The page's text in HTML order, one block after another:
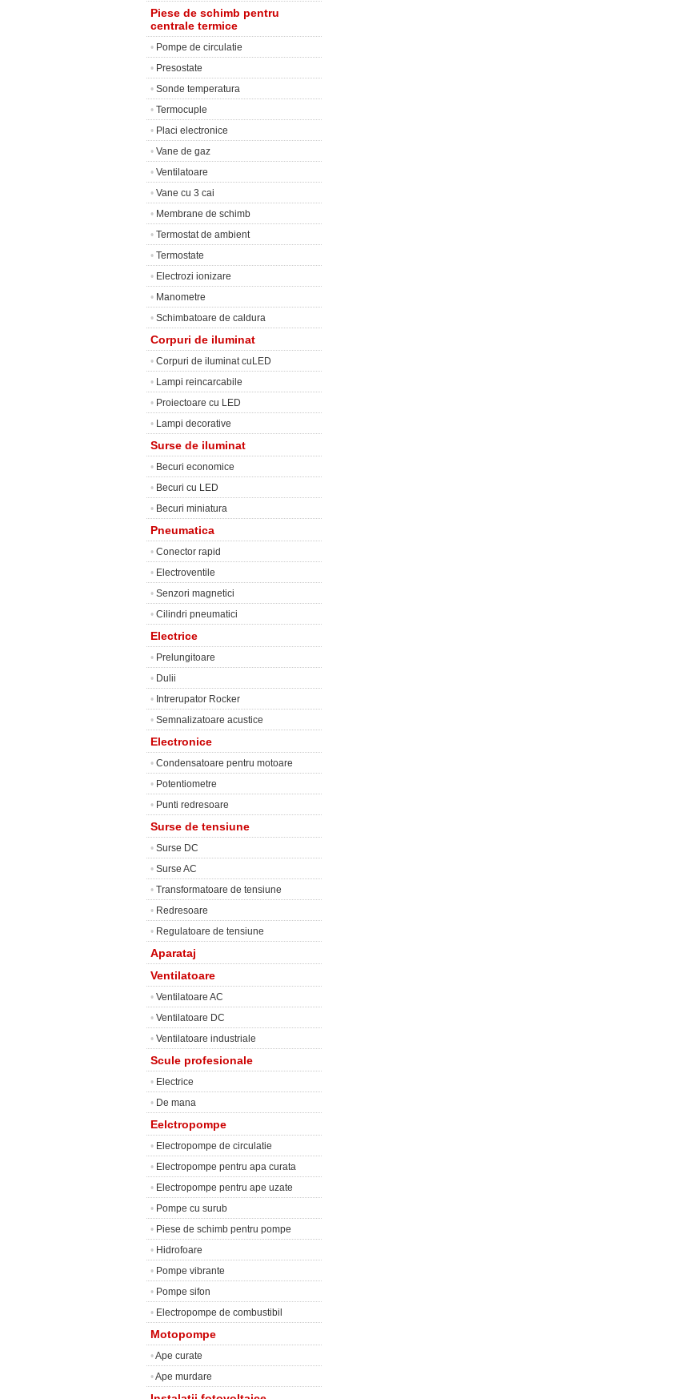
Piese de schimb pentru
centrale termice
• Pompe de circulatie
• Presostate
• Sonde temperatura
• Termocuple
• Placi electronice
• Vane de gaz
• Ventilatoare
• Vane cu 3 cai
• Membrane de schimb
• Termostat de ambient
• Termostate
• Electrozi ionizare
• Manometre
• Schimbatoare de caldura
Corpuri de iluminat
• Corpuri de iluminat cuLED
• Lampi reincarcabile
• Proiectoare cu LED
• Lampi decorative
Surse de iluminat
• Becuri economice
• Becuri cu LED
• Becuri miniatura
Pneumatica
• Conector rapid
• Electroventile
• Senzori magnetici
• Cilindri pneumatici
Electrice
• Prelungitoare
• Dulii
• Intrerupator Rocker
• Semnalizatoare acustice
Electronice
• Condensatoare pentru motoare
• Potentiometre
• Punti redresoare
Surse de tensiune
• Surse DC
• Surse AC
• Transformatoare de tensiune
• Redresoare
• Regulatoare de tensiune
Aparataj
Ventilatoare
• Ventilatoare AC
• Ventilatoare DC
• Ventilatoare industriale
Scule profesionale
• Electrice
• De mana
Eelctropompe
• Electropompe de circulatie
• Electropompe pentru apa curata
• Electropompe pentru ape uzate
• Pompe cu surub
• Piese de schimb pentru pompe
• Hidrofoare
• Pompe vibrante
• Pompe sifon
• Electropompe de combustibil
Motopompe
•Ape curate
•Ape murdare